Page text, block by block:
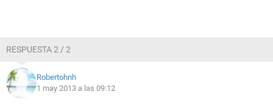
RESPUESTA 2 / 2
Robertohnh
1 may 2013 a las 09:12